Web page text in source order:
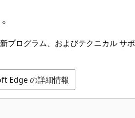
プログラム、およびテクニカル サポ
Edge の詳細情報